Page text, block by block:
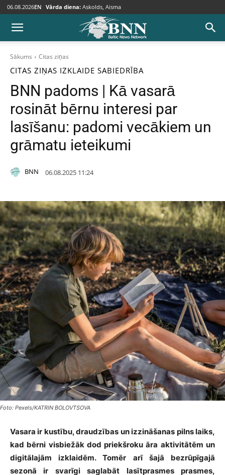
06.08.2026EN Vārda diena: Askolds, Aisma
Sākums Citas ziņas
CITAS ZIŅAS IZKLAIDE SABIEDRĪBA
BNN padoms | Kā vasarā
rosināt bērnu interesi par
lasīšanu: padomi vecākiem un
grāmatu ieteikumi
BNN 06.08.2025 11:24
Foto: Pexels/KATRIN BOLOVTSOVA
Vasara ir kustību, draudzības un izzināšanas pilns laiks,
kad bērni visbiežāk dod priekšroku āra aktivitātēm un
digitālajām izklaidēm. Tomēr arī šajā bezrūpīgajā
sezonā ir svarīgi saglabāt lasītprasmes prasmes,